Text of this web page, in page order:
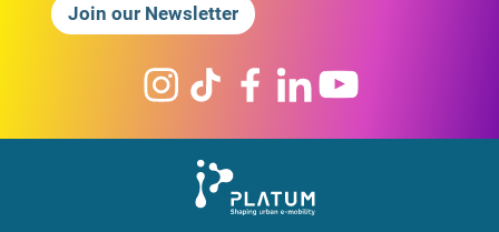
Join our Newsletter